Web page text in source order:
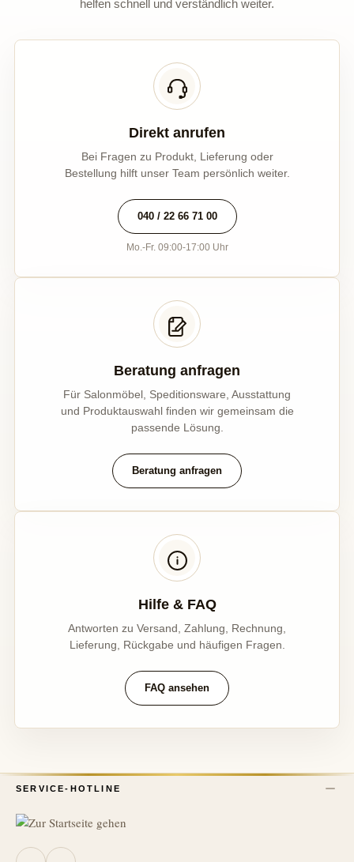
helfen schnell und verständlich weiter.
Direkt anrufen
Bei Fragen zu Produkt, Lieferung oder
Bestellung hilft unser Team persönlich weiter.
040 / 22 66 71 00
Mo.-Fr. 09:00-17:00 Uhr
Beratung anfragen
Für Salonmöbel, Speditionsware, Ausstattung
und Produktauswahl finden wir gemeinsam die
passende Lösung.
Beratung anfragen
Hilfe & FAQ
Antworten zu Versand, Zahlung, Rechnung,
Lieferung, Rückgabe und häufigen Fragen.
FAQ ansehen
SERVICE-HOTLINE